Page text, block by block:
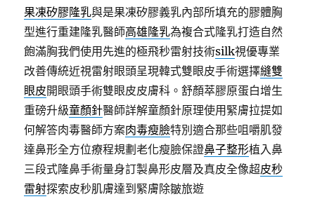
果凍矽膠隆乳與是果凍矽膠義乳內部所填充的膠體胸
型進行重建隆乳醫師高雄隆乳為複合式隆乳打造自然
飽滿胸我們使用先進的極飛秒雷射技術silk視優專業
改善傳統近視雷射眼頭呈現韓式雙眼皮手術選擇縫雙
眼皮開眼頭手術雙眼皮皮膚科。舒顏萃膠原蛋白增生
重磅升級童顏針醫師詳解童顏針原理使用緊膚拉提如
何解答肉毒醫師方案肉毒瘦臉特別適合那些咀嚼肌發
達鼻形全方位療程規劃老化瘦臉保證鼻子整形植入鼻
三段式隆鼻手術量身訂製鼻形皮層及真皮全像超皮秒
雷射探索皮秒肌膚達到緊膚除皺旅遊